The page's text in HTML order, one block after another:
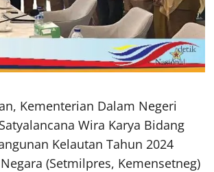
Kementerian Dalam Negeri
Wira Karya Bidang
Kelautan Tahun 2024
(Setmilpres, Kemensetneg)